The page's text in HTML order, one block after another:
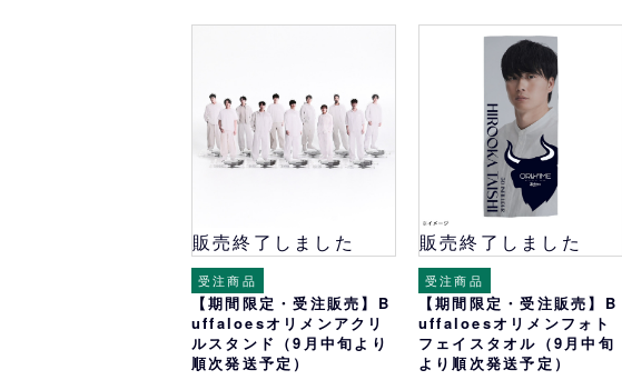
販売終了しました
受注商品
【期間限定・受注販売】B
uffaloesオリメンアクリ
ルスタンド（9月中旬より
順次発送予定）
販売終了しました
受注商品
【期間限定・受注販売】B
uffaloesオリメンフォト
フェイスタオル（9月中旬
より順次発送予定）